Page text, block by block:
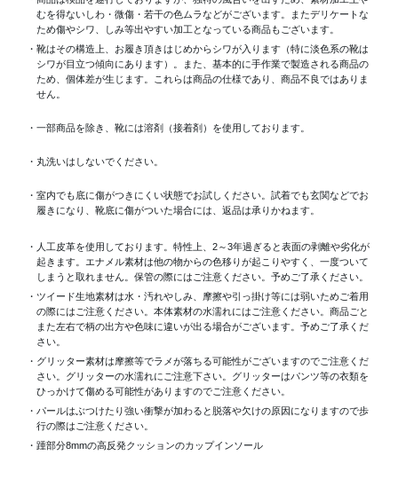
むを得ないしわ・微傷・若干の色ムラなどがございます。またデリケートな
ため傷やシワ、しみ等出やすい加工となっている商品もございます。
・靴はその構造上、お履き頂きはじめからシワが入ります（特に淡色系の靴は
シワが目立つ傾向にあります）。また、基本的に手作業で製造される商品の
ため、個体差が生じます。これらは商品の仕様であり、商品不良ではありま
せん。
・一部商品を除き、靴には溶剤（接着剤）を使用しております。
・丸洗いはしないでください。
・室内でも底に傷がつきにくい状態でお試しください。試着でも玄関などでお
履きになり、靴底に傷がついた場合には、返品は承りかねます。
・人工皮革を使用しております。特性上、2～3年過ぎると表面の剥離や劣化が
起きます。エナメル素材は他の物からの色移りが起こりやすく、一度ついて
しまうと取れません。保管の際にはご注意ください。予めご了承ください。
・ツイード生地素材は水・汚れやしみ、摩擦や引っ掛け等には弱いためご着用
の際にはご注意ください。本体素材の水濡れにはご注意ください。商品ごと
また左右で柄の出方や色味に違いが出る場合がございます。予めご了承くだ
さい。
・グリッター素材は摩擦等でラメが落ちる可能性がございますのでご注意くだ
さい。グリッターの水濡れにご注意下さい。グリッターはパンツ等の衣類を
ひっかけて傷める可能性がありますのでご注意ください。
・パールはぶつけたり強い衝撃が加わると脱落や欠けの原因になりますので歩
行の際はご注意ください。
・踵部分8mmの高反発クッションのカップインソール